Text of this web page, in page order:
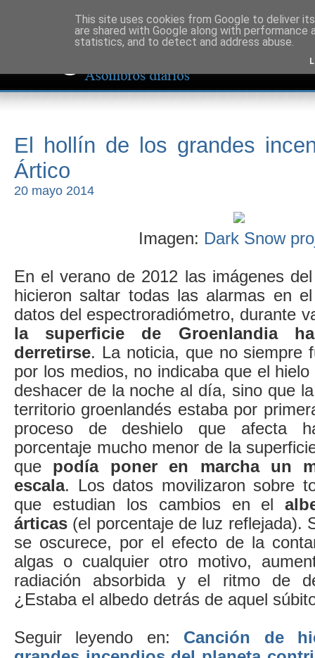
El hollín de los grandes
Ártico
20 mayo 2014
Imagen: Dark Snow
En el verano de 2012 las imágenes
hicieron saltar todas las alarmas en
datos del espectroradiómetro, durante
la superficie de Groenlandia
derretirse. La noticia, que no siempre
por los medios, no indicaba que el
deshacer de la noche al día, sino que
territorio groenlandés estaba por
proceso de deshielo que afecta
porcentaje mucho menor de la
que podía poner en marcha un
escala. Los datos movilizaron sobre
que estudian los cambios en el
árticas (el porcentaje de luz reflejada).
se oscurece, por el efecto de la
algas o cualquier otro motivo,
radiación absorbida y el ritmo de
¿Estaba el albedo detrás de aquel
Seguir leyendo en: Canción de
This site uses cookies from Google to deliver
are shared with Google along with
statistics, and to detect and address abuse.